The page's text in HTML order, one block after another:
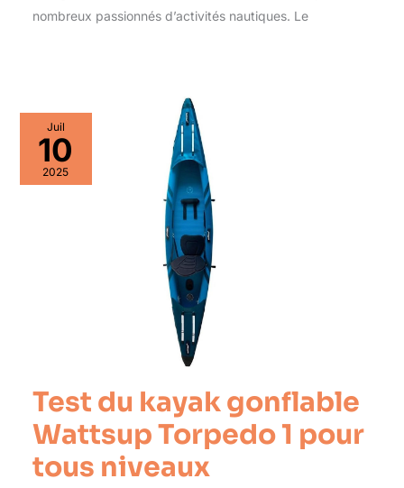
nombreux passionnés d’activités nautiques. Le
Juil
10
2025
Test du kayak gonflable
Wattsup Torpedo 1 pour
tous niveaux